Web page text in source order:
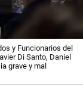
y Funcionarios del
Di Santo, Daniel
grave y mal